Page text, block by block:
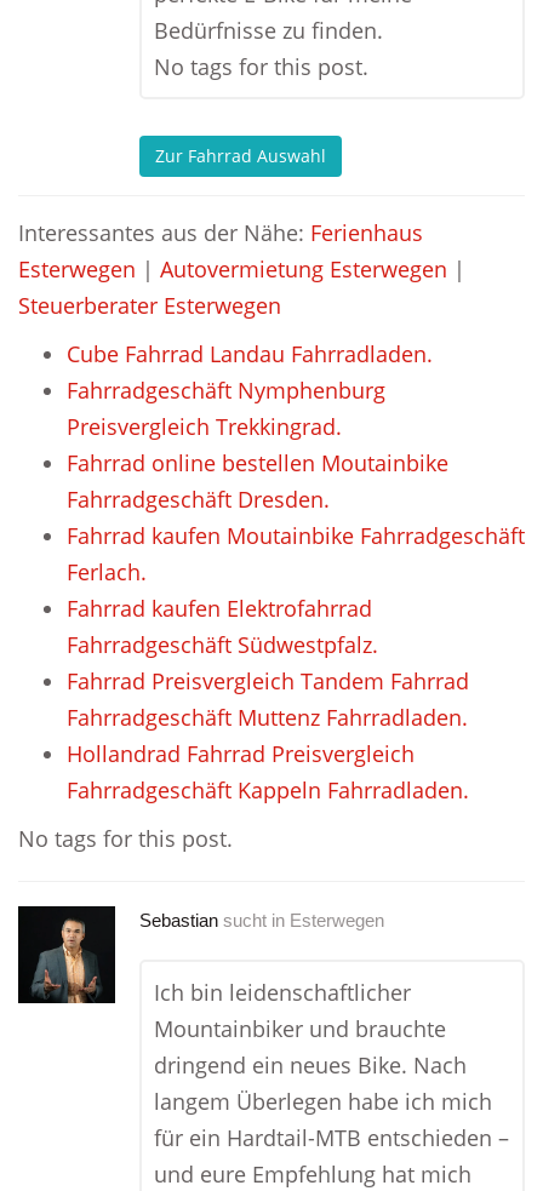
Bedürfnisse zu finden.
No tags for this post.
Zur Fahrrad Auswahl
Interessantes aus der Nähe: Ferienhaus
Esterwegen | Autovermietung Esterwegen |
Steuerberater Esterwegen
Cube Fahrrad Landau Fahrradladen.
Fahrradgeschäft Nymphenburg
Preisvergleich Trekkingrad.
Fahrrad online bestellen Moutainbike
Fahrradgeschäft Dresden.
Fahrrad kaufen Moutainbike Fahrradgeschäft
Ferlach.
Fahrrad kaufen Elektrofahrrad
Fahrradgeschäft Südwestpfalz.
Fahrrad Preisvergleich Tandem Fahrrad
Fahrradgeschäft Muttenz Fahrradladen.
Hollandrad Fahrrad Preisvergleich
Fahrradgeschäft Kappeln Fahrradladen.
No tags for this post.
Sebastian sucht in Esterwegen
Ich bin leidenschaftlicher
Mountainbiker und brauchte
dringend ein neues Bike. Nach
langem Überlegen habe ich mich
für ein Hardtail-MTB entschieden –
und eure Empfehlung hat mich